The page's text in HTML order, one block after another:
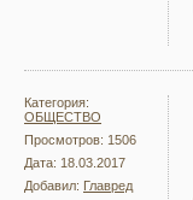
Категория:
ОБЩЕСТВО
Просмотров: 1506
Дата: 18.03.2017
Добавил: Главред